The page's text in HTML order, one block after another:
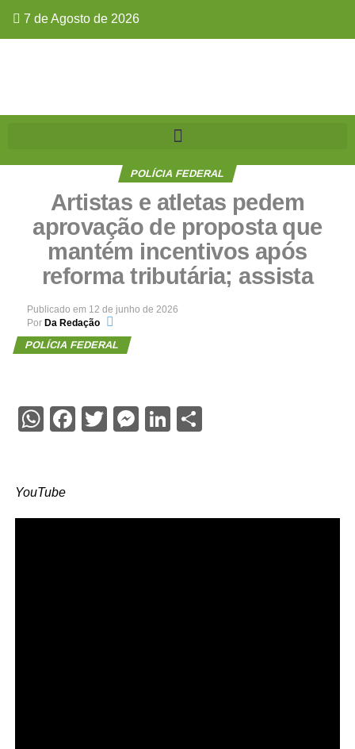
7 de Agosto de 2026
POLÍCIA FEDERAL
Artistas e atletas pedem
aprovação de proposta que
mantém incentivos após
reforma tributária; assista
Publicado em 12 de junho de 2026
Por Da Redação
POLÍCIA FEDERAL
WhatsApp
Facebook
Twitter
Messenger
LinkedIn
Share
YouTube